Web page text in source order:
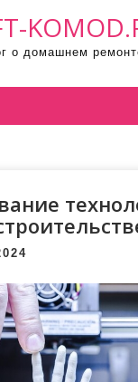
о домашнем